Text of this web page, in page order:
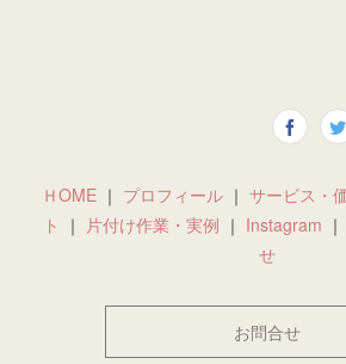
ＨOME ｜ プロフィール ｜ サービス・
ト
｜ 片付け作業・実例 ｜ Instagram ｜
せ
お問合せ